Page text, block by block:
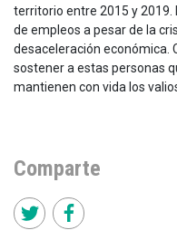
territorio entre 2015 y 2019.
de empleos a pesar de la
desaceleración económica.
sostener a estas personas
mantienen con vida los
Comparte